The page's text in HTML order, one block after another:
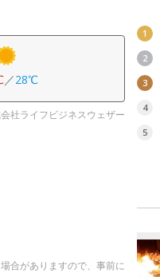
／28℃
社ライフビジネスウェザー
合がありますので、事前に
1
2
3
4
5